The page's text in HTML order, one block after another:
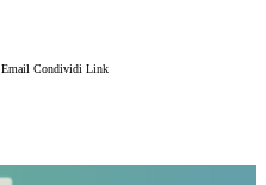
Email Condividi Link